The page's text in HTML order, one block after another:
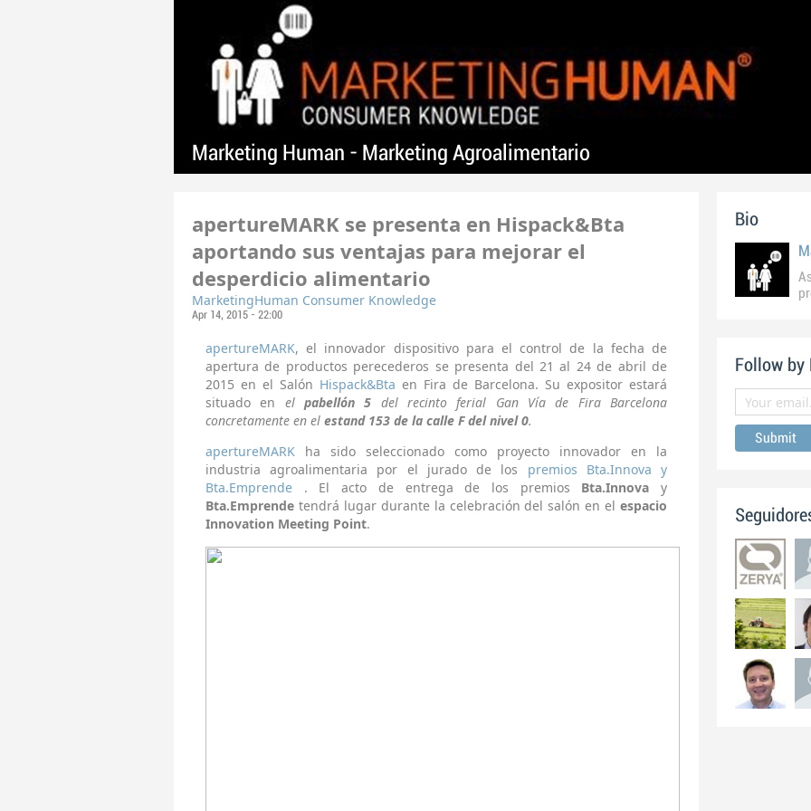
Marketing Human - Marketing Agroalimentario
apertureMARK se presenta en Hispack&Bta
aportando sus ventajas para mejorar el
desperdicio alimentario
MarketingHuman Consumer Knowledge
Apr 14, 2015 - 22:00
apertureMARK, el innovador dispositivo para el control de la fecha de
apertura de productos perecederos se presenta del 21 al 24 de abril de
2015 en el Salón Hispack&Bta en Fira de Barcelona. Su expositor estará
situado en elpabellón 5 del recinto ferial Gan Vía de Fira Barcelona
concretamente en el estand 153 de la calle F del nivel 0.
apertureMARK ha sido seleccionado como proyecto innovador en la
industria agroalimentaria por el jurado de los premios Bta.Innova y
Bta.Emprende . El acto de entrega de los premios Bta.Innova y
Bta.Emprende tendrá lugar durante la celebración del salón en el espacio
Innovation Meeting Point.
Bio
Follow by